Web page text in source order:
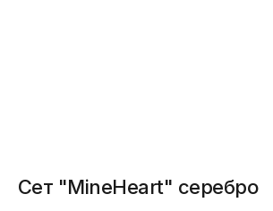
Сет "MineHeart" серебро